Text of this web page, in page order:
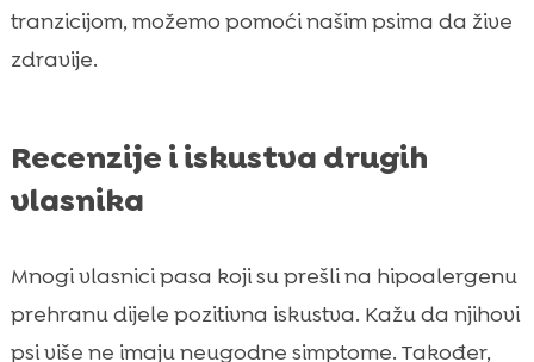
tranzicijom, možemo pomoći našim psima da žive
zdravije.
Recenzije i iskustva drugih
vlasnika
Mnogi vlasnici pasa koji su prešli na hipoalergenu
prehranu dijele pozitivna iskustva. Kažu da njihovi
psi više ne imaju neugodne simptome. Također,